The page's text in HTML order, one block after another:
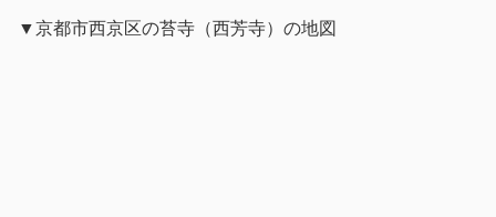
▼京都市西京区の苔寺（西芳寺）の地図